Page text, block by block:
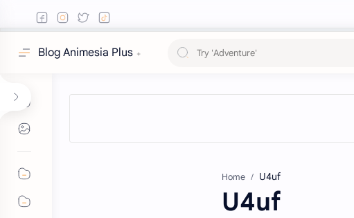
Blog Animesia Plus
Home
U4uf